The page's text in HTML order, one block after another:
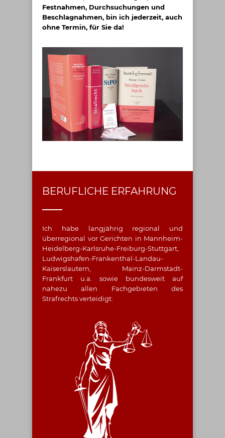
Festnahmen, Durchsuchungen und
Beschlagnahmen, bin ich jederzeit, auch
ohne Termin, für Sie da!
BERUFLICHE ERFAHRUNG
Ich habe langjährig regional und
überregional vor Gerichten in Mannheim-
Heidelberg-Karlsruhe-Freiburg-Stuttgart,
Ludwigshafen-Frankenthal-Landau-
Kaiserslautern, Mainz-Darmstadt-
Frankfurt u.a. sowie bundesweit auf
nahezu allen Fachgebieten des
Strafrechts verteidigt: